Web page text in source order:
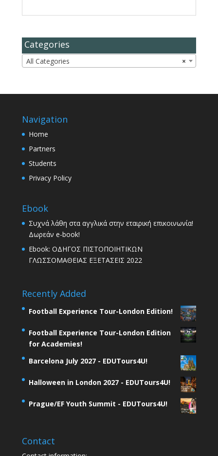
Categories
×
All Categories
Navigation
Home
Partners
Students
Privacy Policy
Ebook
Συχνά λάθη στα αγγλικά στην εταιρική επικοινωνία!
Δωρεάν e-book!
Ebook: ΟΔΗΓΟΣ ΠΙΣΤΟΠΟΙΗΤΙΚΩΝ
ΓΛΩΣΣΟΜΑΘΕΙΑΣ ΕΞΕΤΑΣΕΙΣ 2022
Recently Added
Football Experience Tour-London Edition!
Football Experience Tour-London Edition
for Academies!
Barcelona July 2027 - EDUTours4U!
Halloween in London 2027 - EDUTours4U!
Prague/EF Youth Summit - EDUTours4U!
Contact